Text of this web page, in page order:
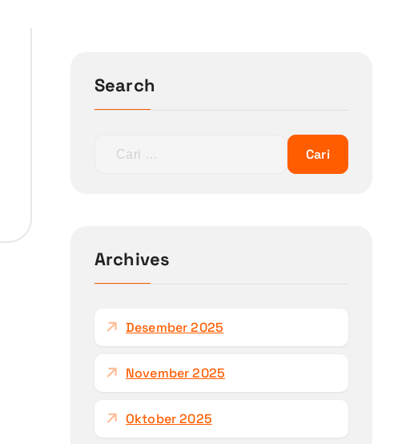
Search
n
Archives
Desember 2025
November 2025
Oktober 2025